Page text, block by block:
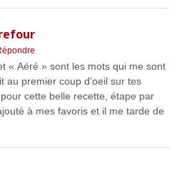
« Aéré » sont les mots qui me sont
au premier coup d’oeil sur tes
cette belle recette, étape par
à mes favoris et il me tarde de